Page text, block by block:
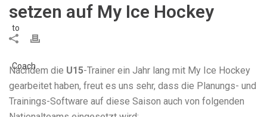
setzen auf My Ice Hockey
Nachdem die U15-Trainer ein Jahr lang mit My Ice Hockey
gearbeitet haben, freut es uns sehr, dass die Planungs- und
Trainings-Software auf diese Saison auch von folgenden